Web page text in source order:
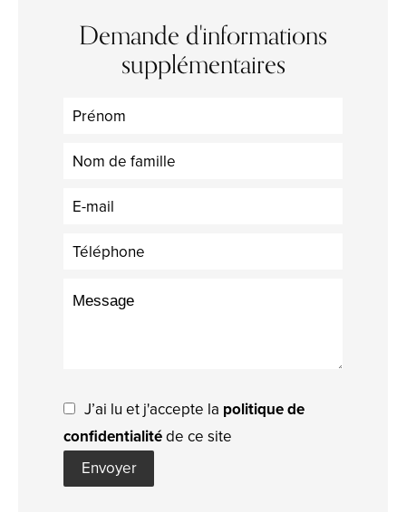
Demande d'informations
supplémentaires
J’ai lu et j'accepte la politique de
confidentialitéde ce site
Envoyer